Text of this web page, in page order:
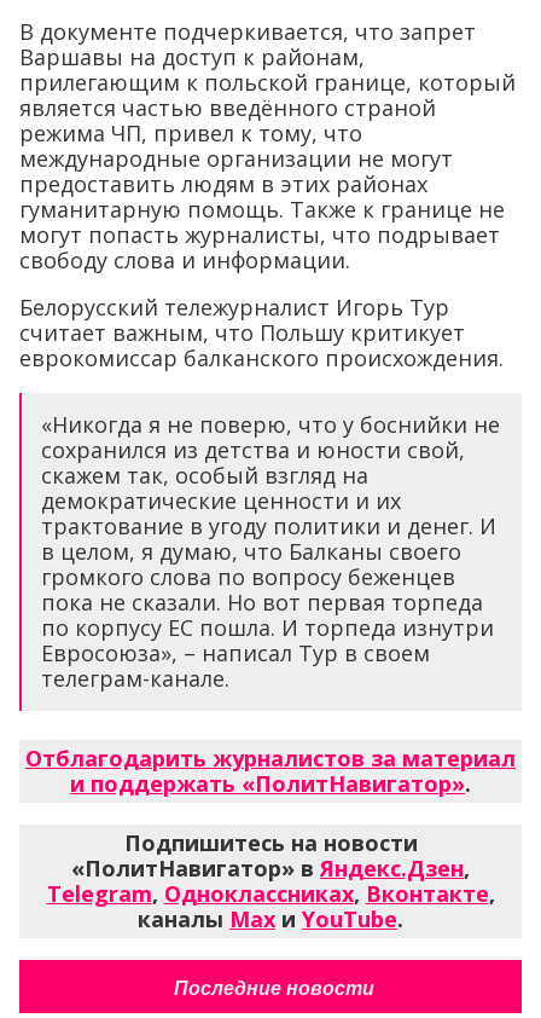
В документе подчеркивается, что запрет
Варшавы на доступ к районам,
прилегающим к польской границе, который
является частью введённого страной
режима ЧП, привел к тому, что
международные организации не могут
предоставить людям в этих районах
гуманитарную помощь. Также к границе не
могут попасть журналисты, что подрывает
свободу слова и информации.
Белорусский тележурналист Игорь Тур
считает важным, что Польшу критикует
еврокомиссар балканского происхождения.
«Никогда я не поверю, что у боснийки не
сохранился из детства и юности свой,
скажем так, особый взгляд на
демократические ценности и их
трактование в угоду политики и денег. И
в целом, я думаю, что Балканы своего
громкого слова по вопросу беженцев
пока не сказали. Но вот первая торпеда
по корпусу ЕС пошла. И торпеда изнутри
Евросоюза», – написал Тур в своем
телеграм-канале.
Отблагодарить журналистов за материал
и поддержать «ПолитНавигатор».
Подпишитесь на новости
«ПолитНавигатор» вЯндекс.Дзен,
Telegram, Одноклассниках, Вконтакте,
каналы Max и YouTube.
Последние новости